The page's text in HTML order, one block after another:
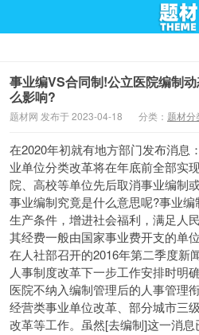
事业编VS合同制!公立医院编制
么影响?
题材网 发布于 2023-04-18 分类： 题材分
在2020年初就有地方部门发布消息
业单位分类改革将在年底前全部实
院、高校等单位先后取消事业编制
事业编制究竟是什么意思呢?事业
生产条件，增进社会福利，满足人
其经费一般由国家事业费开支的单
在人社部召开的2016年第二季度新
人事制度改革下一步工作安排时明
医院不纳入编制管理后的人事管理
经营类事业单位改革、部分城市三
改革等工作。虽然[去编制]这一消